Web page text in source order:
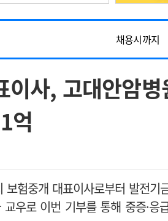
정책/통계
광고안내
채용시까지
~2026-08-15
~2026-08-31
사, 고대안암병
억
험중개 대표이사로부터 발전기
우로 이번 기부를 통해 중증·응